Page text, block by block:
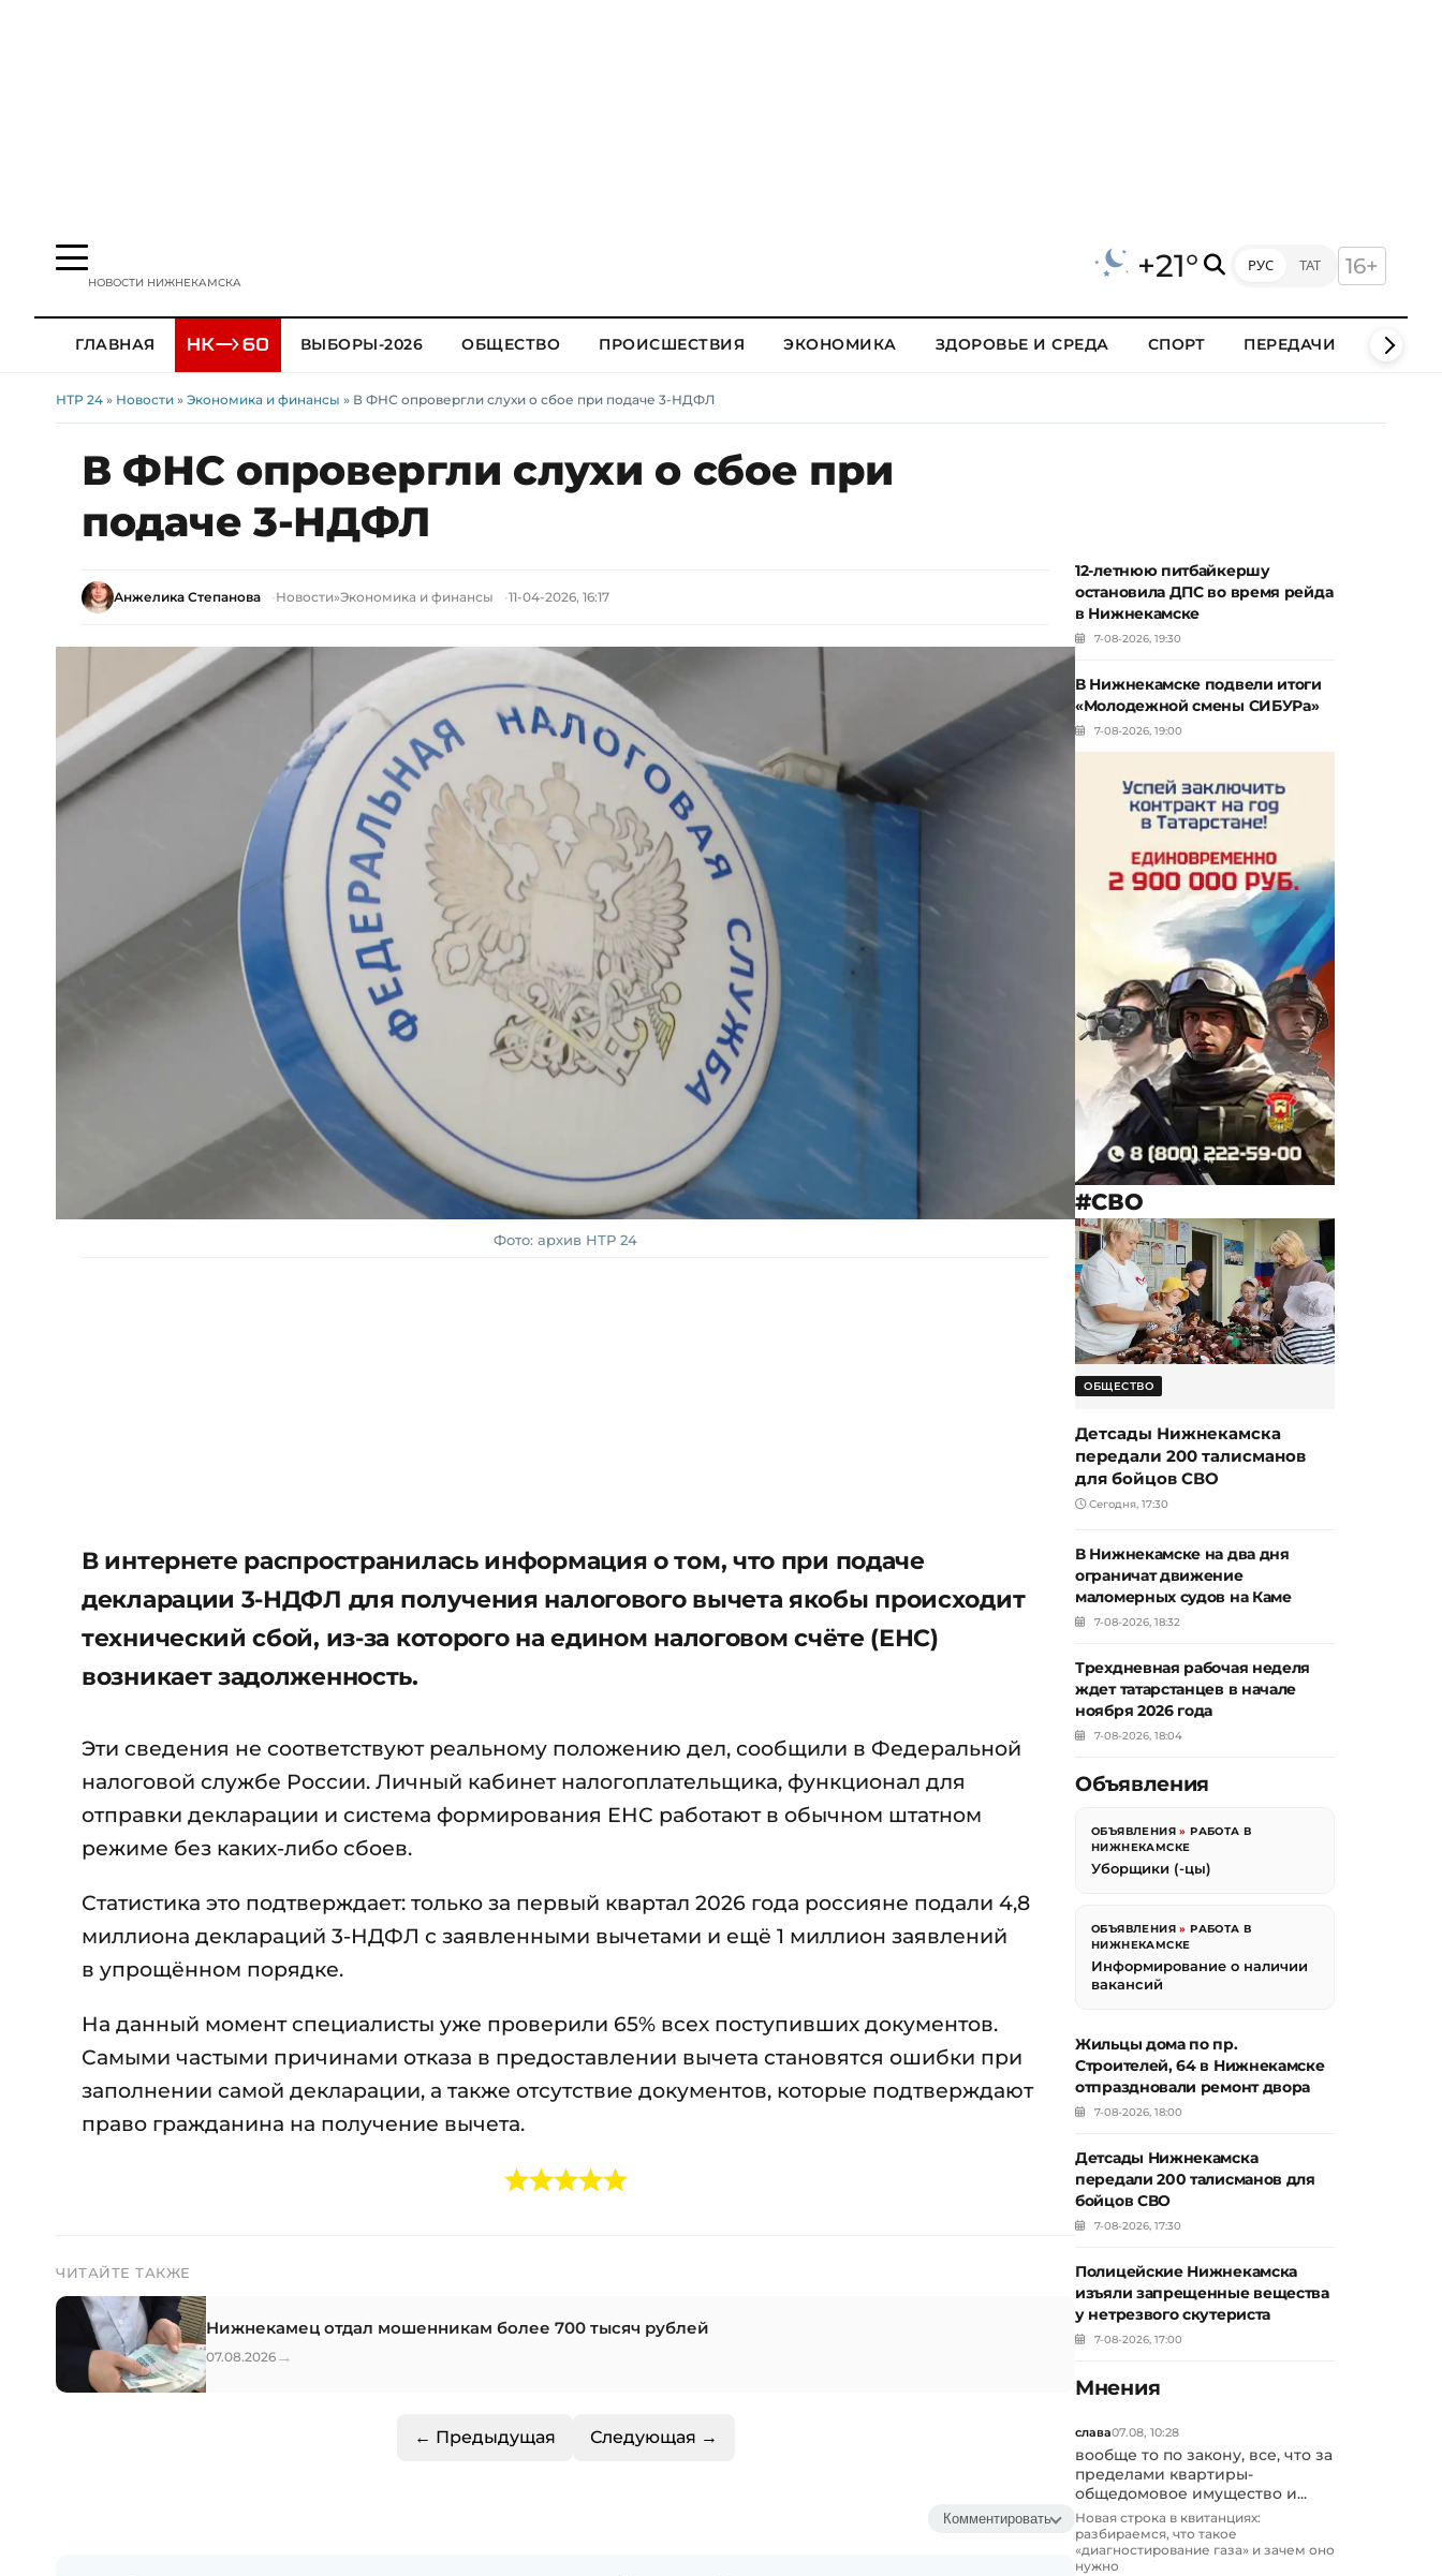
НОВОСТИ НИЖНЕКАМСКА +21° РУС ТАТ 16+
ГЛАВНАЯ ВЫБОРЫ-2026 ОБЩЕСТВО ПРОИСШЕСТВИЯ ЭКОНОМИКА ЗДОРОВЬЕ И СРЕДА СПОРТ ПЕРЕДАЧИ КЛИПЫ
НТР 24 » Новости » Экономика и финансы » В ФНС опровергли слухи о сбое при подаче 3-НДФЛ
В ФНС опровергли слухи о сбое при
подаче 3-НДФЛ
Анжелика Степанова Новости»Экономика и финансы 11-04-2026, 16:17
Фото: архив НТР 24
В интернете распространилась информация о том, что при подаче
декларации 3-НДФЛ для получения налогового вычета якобы происходит
технический сбой, из-за которого на едином налоговом счёте (ЕНС)
возникает задолженность.
Эти сведения не соответствуют реальному положению дел, сообщили в Федеральной
налоговой службе России. Личный кабинет налогоплательщика, функционал для
отправки декларации и система формирования ЕНС работают в обычном штатном
режиме без каких-либо сбоев.
Статистика это подтверждает: только за первый квартал 2026 года россияне подали 4,8
миллиона деклараций 3-НДФЛ с заявленными вычетами и ещё 1 миллион заявлений
в упрощённом порядке.
На данный момент специалисты уже проверили 65% всех поступивших документов.
Самыми частыми причинами отказа в предоставлении вычета становятся ошибки при
заполнении самой декларации, а также отсутствие документов, которые подтверждают
право гражданина на получение вычета.
ЧИТАЙТЕ ТАКЖЕ
Нижнекамец отдал мошенникам более 700 тысяч рублей
07.08.2026 →
← Предыдущая Следующая →
Комментировать
12-летнюю питбайкершу
остановила ДПС во время рейда
в Нижнекамске
7-08-2026, 19:30
В Нижнекамске подвели итоги
«Молодежной смены СИБУРа»
7-08-2026, 19:00
#СВО
ОБЩЕСТВО
Детсады Нижнекамска
передали 200 талисманов
для бойцов СВО
Сегодня, 17:30
В Нижнекамске на два дня
ограничат движение
маломерных судов на Каме
7-08-2026, 18:32
Трехдневная рабочая неделя
ждет татарстанцев в начале
ноября 2026 года
7-08-2026, 18:04
Объявления
ОБЪЯВЛЕНИЯ »РАБОТА В
НИЖНЕКАМСКЕ
Уборщики (-цы)
ОБЪЯВЛЕНИЯ »РАБОТА В
НИЖНЕКАМСКЕ
Информирование о наличии
вакансий
Жильцы дома по пр.
Строителей, 64 в Нижнекамске
отпраздновали ремонт двора
7-08-2026, 18:00
Детсады Нижнекамска
передали 200 талисманов для
бойцов СВО
7-08-2026, 17:30
Полицейские Нижнекамска
изъяли запрещенные вещества
у нетрезвого скутериста
7-08-2026, 17:00
Мнения
слава07.08, 10:28
вообще то по закону, все, что за
пределами квартиры-
общедомовое имущество и...
Новая строка в квитанциях:
разбираемся, что такое
«диагностирование газа» и зачем оно
нужно